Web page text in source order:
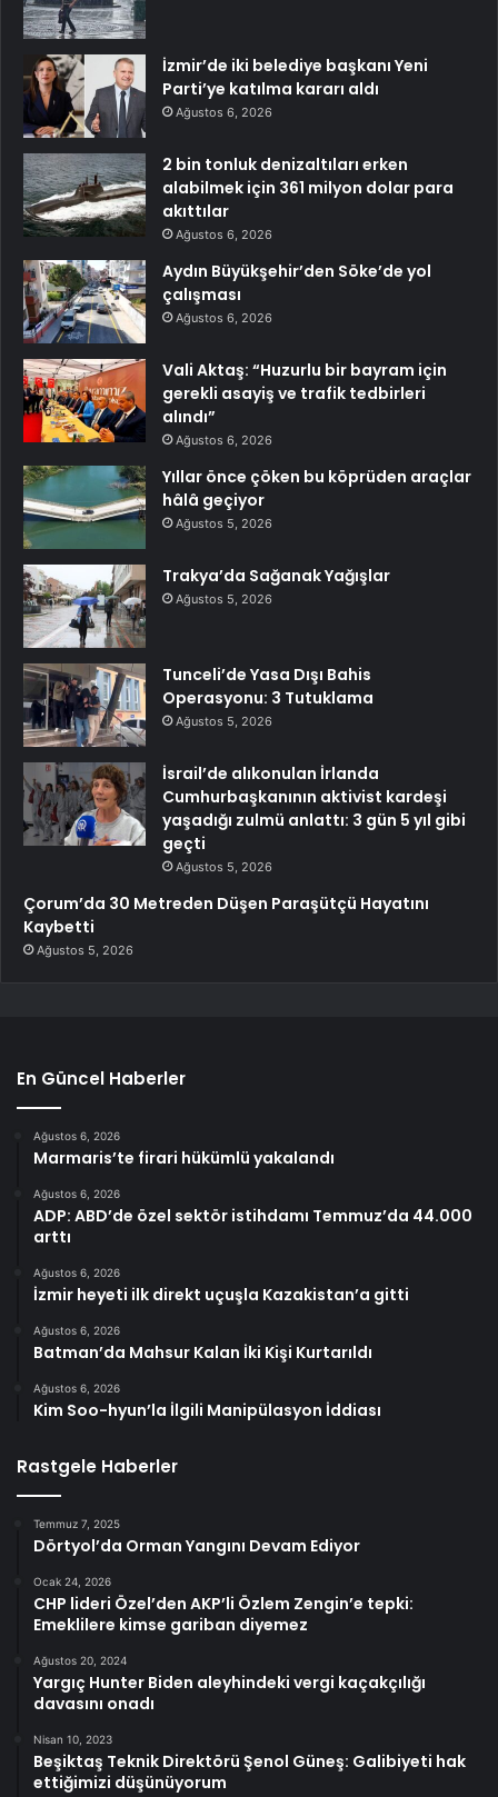
İzmir’de iki belediye başkanı Yeni
Parti’ye katılma kararı aldı
Ağustos 6, 2026
2 bin tonluk denizaltıları erken
alabilmek için 361 milyon dolar para
akıttılar
Ağustos 6, 2026
Aydın Büyükşehir’den Söke’de yol
çalışması
Ağustos 6, 2026
Vali Aktaş: “Huzurlu bir bayram için
gerekli asayiş ve trafik tedbirleri
alındı”
Ağustos 6, 2026
Yıllar önce çöken bu köprüden araçlar
hâlâ geçiyor
Ağustos 5, 2026
Trakya’da Sağanak Yağışlar
Ağustos 5, 2026
Tunceli’de Yasa Dışı Bahis
Operasyonu: 3 Tutuklama
Ağustos 5, 2026
İsrail’de alıkonulan İrlanda
Cumhurbaşkanının aktivist kardeşi
yaşadığı zulmü anlattı: 3 gün 5 yıl gibi
geçti
Ağustos 5, 2026
Çorum’da 30 Metreden Düşen Paraşütçü Hayatını
Kaybetti
Ağustos 5, 2026
En Güncel Haberler
Ağustos 6, 2026
Marmaris’te firari hükümlü yakalandı
Ağustos 6, 2026
ADP: ABD’de özel sektör istihdamı Temmuz’da 44.000
arttı
Ağustos 6, 2026
İzmir heyeti ilk direkt uçuşla Kazakistan’a gitti
Ağustos 6, 2026
Batman’da Mahsur Kalan İki Kişi Kurtarıldı
Ağustos 6, 2026
Kim Soo-hyun’la İlgili Manipülasyon İddiası
Rastgele Haberler
Temmuz 7, 2025
Dörtyol’da Orman Yangını Devam Ediyor
Ocak 24, 2026
CHP lideri Özel’den AKP’li Özlem Zengin’e tepki:
Emeklilere kimse gariban diyemez
Ağustos 20, 2024
Yargıç Hunter Biden aleyhindeki vergi kaçakçılığı
davasını onadı
Nisan 10, 2023
Beşiktaş Teknik Direktörü Şenol Güneş: Galibiyeti hak
ettiğimizi düşünüyorum